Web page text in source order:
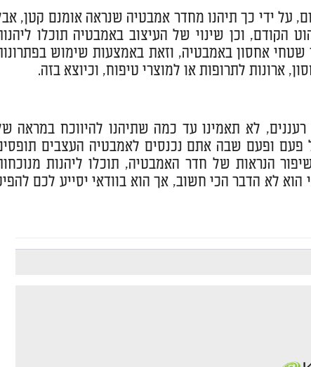
על ידי כך תיהנו מחדר אמבטיה שנראה אומנם קטן,
הקודם, וכן שינוי של העיצוב באמבטיה תוכלו
אחסון באמבטיה, וזאת באמצעות שימוש
ארונות לתרופות או למוצרי טיפוח, וכיוצא בזה.
לא תאמינו עד כמה שתיהנו להיווכח במראה
ופעם שבה אתם נכנסים לאמבטיה העצבים
הנראות של חדר האמבטיה, תוכלו ליהנות
לא הדבר הכי חשוב, אך הוא בוודאי יסייע לכם